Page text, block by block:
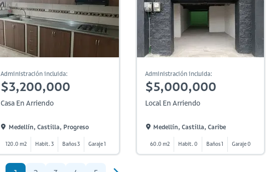
Administración incluida:
$3,200,000
Casa En Arriendo
Medellín, Castilla, Progreso
120.0 m2 Habit. 3 Baños 3 Garaje 1
Administración incluida:
$5,000,000
Local En Arriendo
Medellín, Castilla, Caribe
60.0 m2 Habit. 0 Baños 1 Garaje 0